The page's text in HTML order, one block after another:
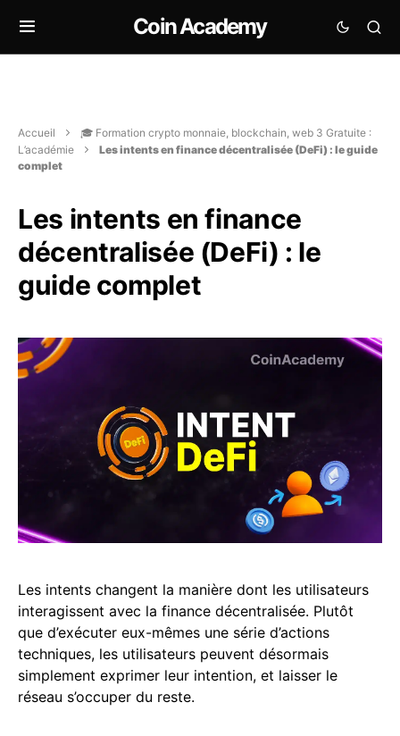
Coin Academy
Accueil
🎓 Formation crypto monnaie, blockchain, web 3 Gratuite :
L’académie
Les intents en finance décentralisée (DeFi) : le guide
complet
Les intents en finance
décentralisée (DeFi) : le
guide complet
Les intents changent la manière dont les utilisateurs
interagissent avec la finance décentralisée. Plutôt
que d’exécuter eux-mêmes une série d’actions
techniques, les utilisateurs peuvent désormais
simplement exprimer leur intention, et laisser le
réseau s’occuper du reste.